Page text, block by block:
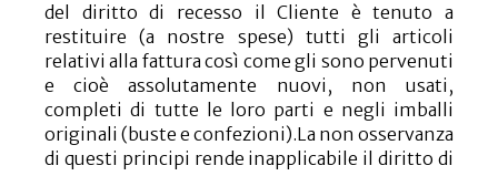
del diritto di recesso il Cliente è tenuto a
restituire (a nostre spese) tutti gli articoli
relativi alla fattura così come gli sono pervenuti
e cioè assolutamente nuovi, non usati,
completi di tutte le loro parti e negli imballi
originali (buste e confezioni).La non osservanza
di questi principi rende inapplicabile il diritto di